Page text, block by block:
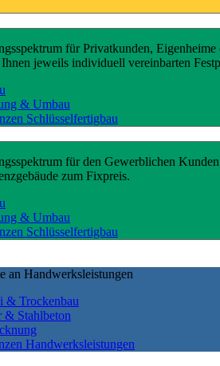
für Privatkunden,
jeweils individuell vereinbarten
& Umbau
Schlüsselfertigbau
für den Gewerblichen
zum Fixpreis.
& Umbau
Schlüsselfertigbau
an Handwerksleistungen
& Trockenbau
& Stahlbeton
Handwerksleistungen